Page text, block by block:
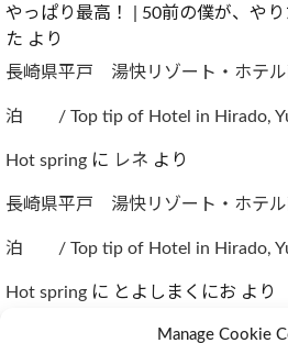
Manage Cookie
やっぱり最高！ | 50前の僕が、や
た より
長崎県平戸 湯快リゾート・ホテ
泊 / Top tip of Hotel in Hirado,
Hot spring に レネ より
長崎県平戸 湯快リゾート・ホテ
泊 / Top tip of Hotel in Hirado,
Hot spring に とよしまくにお より